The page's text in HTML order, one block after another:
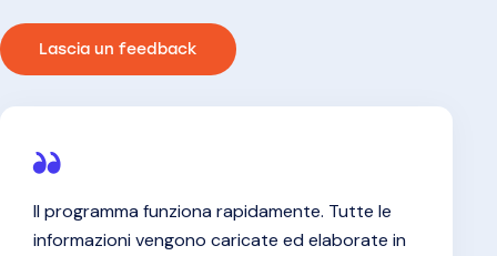
Lascia un feedback
Il programma funziona rapidamente. Tutte le
informazioni vengono caricate ed elaborate in